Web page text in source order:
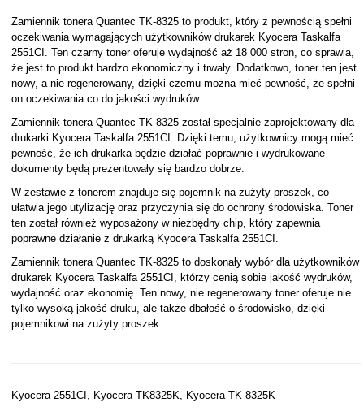
Zamiennik tonera Quantec TK-8325 to produkt, który z pewnością spełni
oczekiwania wymagających użytkowników drukarek Kyocera Taskalfa
2551CI. Ten czarny toner oferuje wydajność aż 18 000 stron, co sprawia,
że jest to produkt bardzo ekonomiczny i trwały. Dodatkowo, toner ten jest
nowy, a nie regenerowany, dzięki czemu można mieć pewność, że spełni
on oczekiwania co do jakości wydruków.
Zamiennik tonera Quantec TK-8325 został specjalnie zaprojektowany dla
drukarki Kyocera Taskalfa 2551CI. Dzięki temu, użytkownicy mogą mieć
pewność, że ich drukarka będzie działać poprawnie i wydrukowane
dokumenty będą prezentowały się bardzo dobrze.
W zestawie z tonerem znajduje się pojemnik na zużyty proszek, co
ułatwia jego utylizację oraz przyczynia się do ochrony środowiska. Toner
ten został również wyposażony w niezbędny chip, który zapewnia
poprawne działanie z drukarką Kyocera Taskalfa 2551CI.
Zamiennik tonera Quantec TK-8325 to doskonały wybór dla użytkowników
drukarek Kyocera Taskalfa 2551CI, którzy cenią sobie jakość wydruków,
wydajność oraz ekonomię. Ten nowy, nie regenerowany toner oferuje nie
tylko wysoką jakość druku, ale także dbałość o środowisko, dzięki
pojemnikowi na zużyty proszek.
Kyocera 2551CI, Kyocera TK8325K, Kyocera TK-8325K